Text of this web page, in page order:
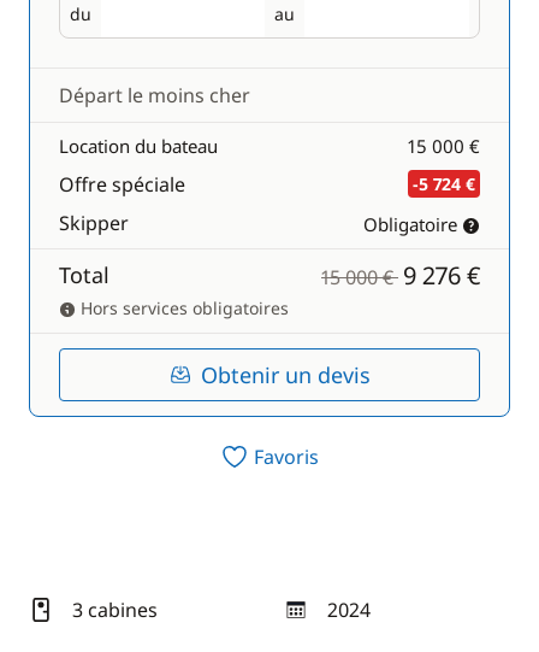
du
Départ au
Retour
Départ le moins cher
Location du bateau 15 000 €
Offre spéciale -5 724 €
Skipper Obligatoire
Total 15 000 € 9 276 €
Hors services obligatoires
Obtenir un devis
Favoris
3 cabines 2024
année